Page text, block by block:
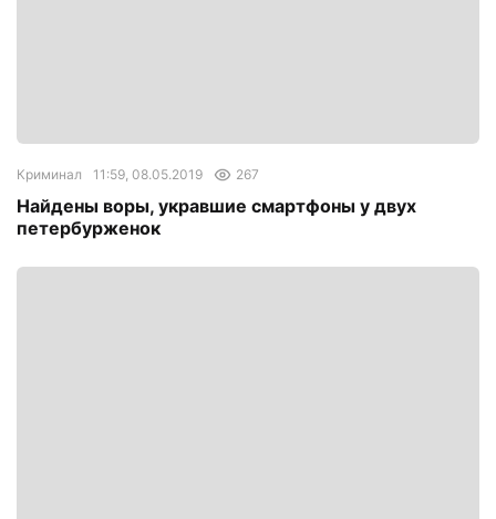
Криминал 11:59, 08.05.2019 267
Найдены воры, укравшие смартфоны у двух
петербурженок